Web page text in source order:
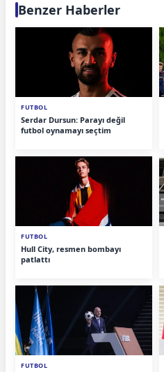
Benzer Haberler
FUTBOL
Serdar Dursun: Parayı değil
futbol oynamayı seçtim
FUTBOL
Hull City, resmen bombayı
patlattı
FUTBOL